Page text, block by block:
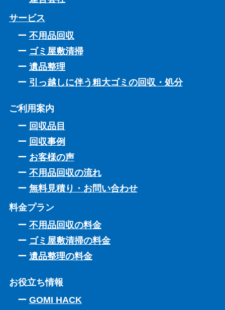
サービス
不用品回収
ゴミ屋敷清掃
遺品整理
引っ越しに伴う粗大ゴミの回収・処分
ご利用案内
回収品目
回収事例
お客様の声
不用品回収の流れ
無料見積り・お問い合わせ
料金プラン
不用品回収の料金
ゴミ屋敷清掃の料金
遺品整理の料金
お役立ち情報
GOMI HACK